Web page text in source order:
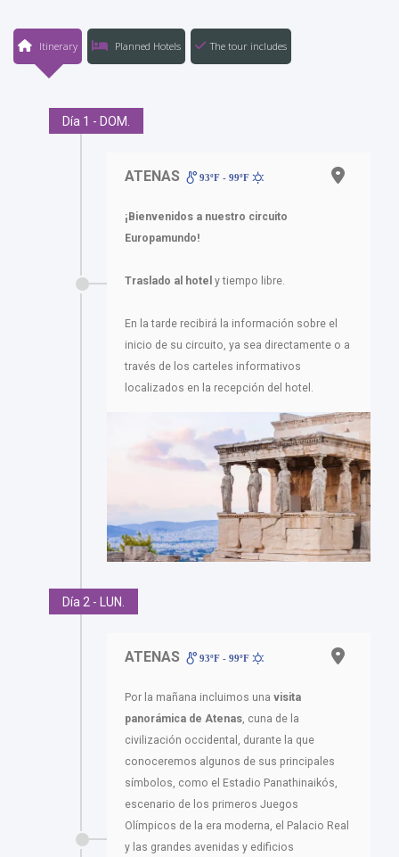
Itinerary Planned Hotels The tour includes
Día 1 - DOM.
ATENAS 93ºF - 99ºF
¡Bienvenidos a nuestro circuito
Europamundo!
Traslado al hotel y tiempo libre.
En la tarde recibirá la información sobre el
inicio de su circuito, ya sea directamente o a
través de los carteles informativos
localizados en la recepción del hotel.
Día 2 - LUN.
ATENAS 93ºF - 99ºF
Por la mañana incluimos una visita
panorámica de Atenas, cuna de la
civilización occidental, durante la que
conoceremos algunos de sus principales
símbolos, como el Estadio Panathinaikós,
escenario de los primeros Juegos
Olímpicos de la era moderna, el Palacio Real
y las grandes avenidas y edificios